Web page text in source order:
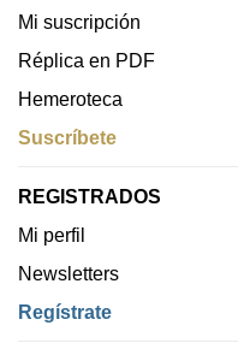
Mi suscripción
Réplica en PDF
Hemeroteca
Suscríbete
REGISTRADOS
Mi perfil
Newsletters
Regístrate